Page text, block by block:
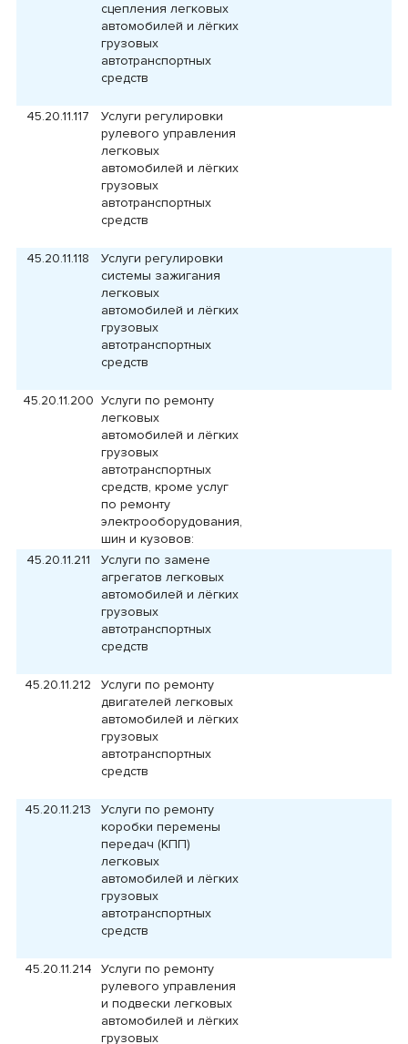
сцепления легковых
автомобилей и лёгких
грузовых
автотранспортных
средств
45.20.11.117
Услуги регулировки
рулевого управления
легковых
автомобилей и лёгких
грузовых
автотранспортных
средств
45.20.11.118
Услуги регулировки
системы зажигания
легковых
автомобилей и лёгких
грузовых
автотранспортных
средств
45.20.11.200 Услуги по ремонту
легковых
автомобилей и лёгких
грузовых
автотранспортных
средств, кроме услуг
по ремонту
электрооборудования,
шин и кузовов:
45.20.11.211
Услуги по замене
агрегатов легковых
автомобилей и лёгких
грузовых
автотранспортных
средств
45.20.11.212
Услуги по ремонту
двигателей легковых
автомобилей и лёгких
грузовых
автотранспортных
средств
45.20.11.213
Услуги по ремонту
коробки перемены
передач (КПП)
легковых
автомобилей и лёгких
грузовых
автотранспортных
средств
45.20.11.214
Услуги по ремонту
рулевого управления
и подвески легковых
автомобилей и лёгких
грузовых